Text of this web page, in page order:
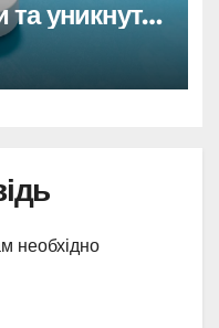
уникнути
необхідно